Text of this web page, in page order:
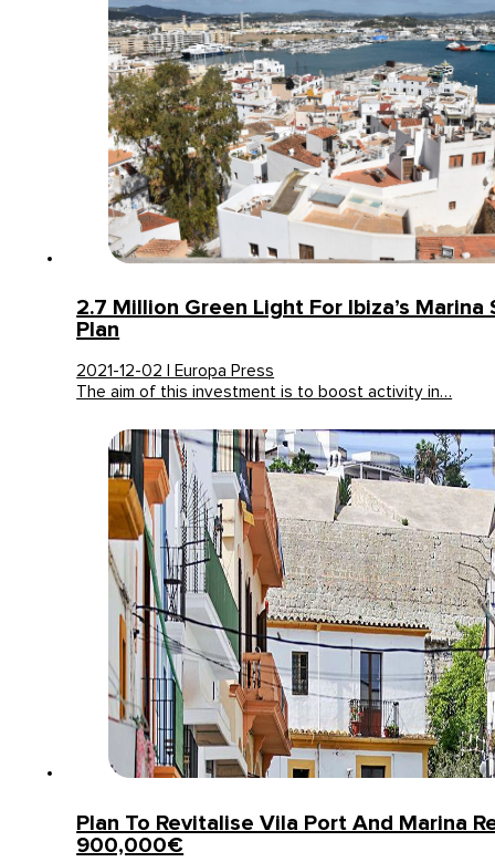
2.7 Million Green Light For Ibiza’s
Plan
2021-12-02 | Europa Press
The aim of this investment is to boost activity in…
Plan To Revitalise Vila Port And Marina
900,000€